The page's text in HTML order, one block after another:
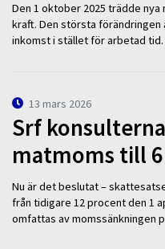
Den 1 oktober 2025 trädde
kraft. Den största förändringen
inkomst i stället för arbetad
13 mars 2026
Srf
matmoms till
Nu är det beslutat –
från tidigare 12 procent den 1
omfattas av momssänkningen